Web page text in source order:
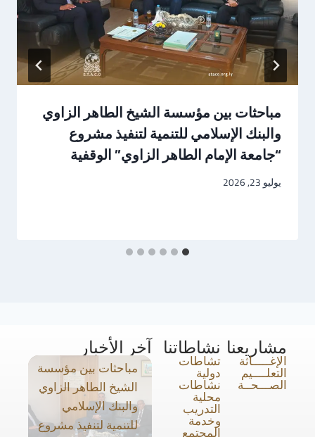
مباحثات بين مؤسسة الشيخ الطاهر الزاوي
والبنك الإسلامي للتنمية لتنفيذ مشروع
“جامعة الإمام الطاهر الزاوي” الوقفية
يوليو 23, 2026
مشاريعنا
الإغـــــاثة
التعلــــيم
الصـــحــة
نشاطاتنا
تشاطات
دولية
نشاطات
محلية
التدريب
وخدمة
آخر الأخبار
مباحثات بين مؤسسة
الشيخ الطاهر الزاوي
والبنك الإسلامي
للتنمية لتنفيذ مشروع